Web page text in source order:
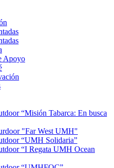
Apoyo
“Misión Tabarca: En busca
"Far West UMH"
“UMH Solidaria”
“I Regata UMH Ocean